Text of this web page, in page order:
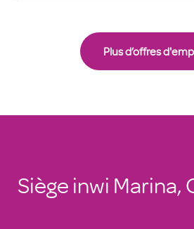
Plus d’offres
Siège inwi Marina,